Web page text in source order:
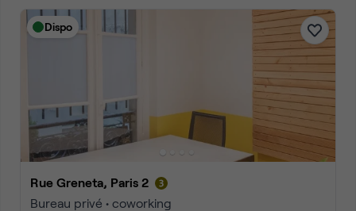
Dispo
Rue Greneta, Paris 2
Bureau privé • coworking